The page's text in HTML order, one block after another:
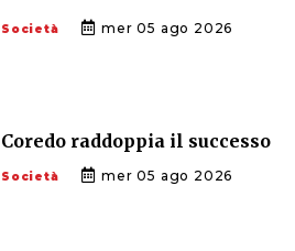
Società mer 05 ago 2026
Coredo raddoppia il successo
Società mer 05 ago 2026